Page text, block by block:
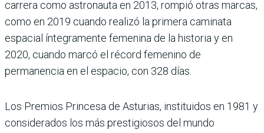
carrera como astronauta en 2013, rompió otras marcas,
como en 2019 cuando realizó la primera caminata
espacial íntegramente femenina de la historia y en
2020, cuando marcó el récord femenino de
permanencia en el espacio, con 328 días.
Los Premios Princesa de Asturias, instituidos en 1981 y
considerados los más prestigiosos del mundo